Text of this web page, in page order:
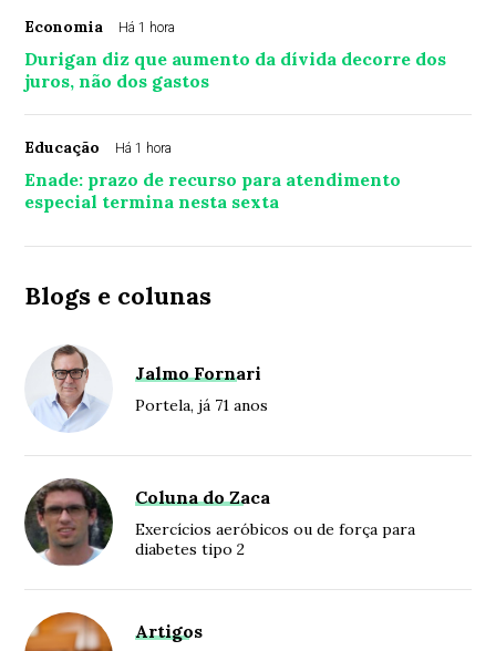
Economia Há 1 hora
Durigan diz que aumento da dívida decorre dos
juros, não dos gastos
Educação Há 1 hora
Enade: prazo de recurso para atendimento
especial termina nesta sexta
Blogs e colunas
Jalmo Fornari
Portela, já 71 anos
Coluna do Zaca
Exercícios aeróbicos ou de força para
diabetes tipo 2
Artigos